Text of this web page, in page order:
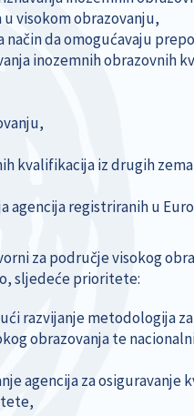
visokom obrazovanju,
da omogućavaju
inozemnih obrazovnih
kvalifikacija iz drugih
agencija registriranih u
za područje visokog
sljedeće prioritete:
razvijanje metodologija
obrazovanja te
agencija za osiguravanje